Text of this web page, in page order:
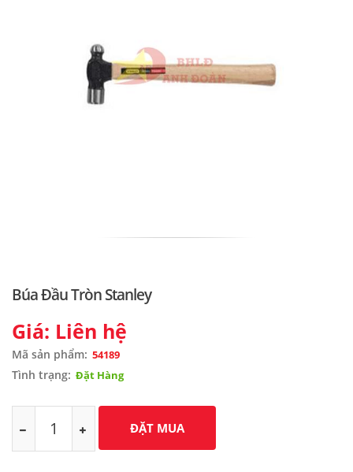
Búa Đầu Tròn Stanley
Giá: Liên hệ
Mã sản phẩm: 54189
Tình trạng: Đặt Hàng